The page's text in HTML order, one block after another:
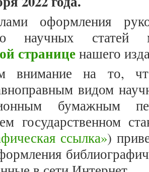
оформления
научных
страниценашего
внимание на то,
видом
бумажным
государственном
ссылка»)